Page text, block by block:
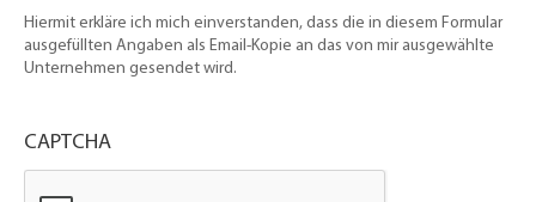
Hiermit erkläre ich mich einverstanden, dass die in diesem Formular
ausgefüllten Angaben als Email-Kopie an das von mir ausgewählte
Unternehmen gesendet wird.
CAPTCHA